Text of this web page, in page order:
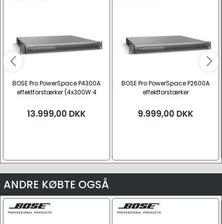
BOSE Pro PowerSpace P4300A
effektforstærker (4x300W 4
13.999,00 DKK
BOSE Pro PowerSpace P2600A
effektforstærker
9.999,00 DKK
ANDRE KØBTE OGSÅ